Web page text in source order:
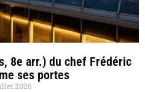
8e arr.) du chef Frédéric
ses portes
2026